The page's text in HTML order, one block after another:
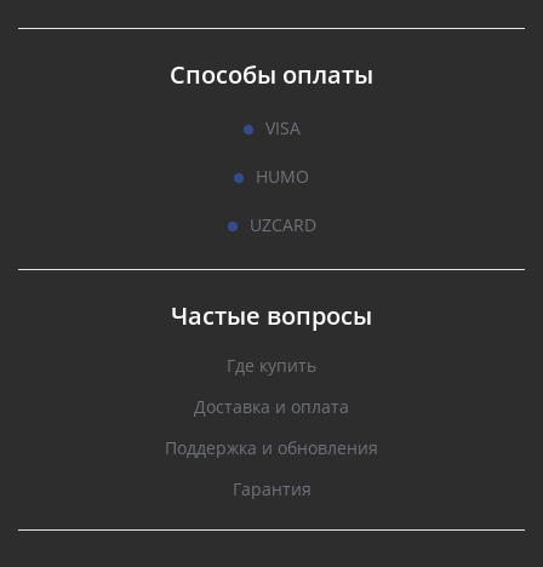
Способы оплаты
VISA
HUMO
UZCARD
Частые вопросы
Где купить
Доставка и оплата
Поддержка и обновления
Гарантия